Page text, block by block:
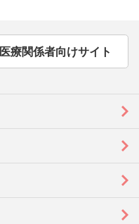
医療関係者向けサイト